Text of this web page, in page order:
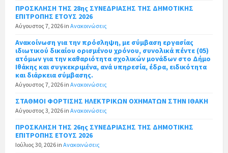
ΠΡΟΣΚΛΗΣΗ ΤΗΣ 28ης ΣΥΝΕΔΡΙΑΣΗΣ ΤΗΣ ΔΗΜΟΤΙΚΗΣ
ΕΠΙΤΡΟΠΗΣ ΕΤΟΥΣ 2026
Αύγουστος 7, 2026 in Ανακοινώσεις
Ανακοίνωση για την πρόσληψη, με σύμβαση εργασίας
ιδιωτικού δικαίου ορισμένου χρόνου, συνολικά πέντε (05)
ατόμων για την καθαριότητα σχολικών μονάδων στο Δήμο
Ιθάκης και συγκεκριμένα, ανά υπηρεσία, έδρα, ειδικότητα
και διάρκεια σύμβασης.
Αύγουστος 7, 2026 in Ανακοινώσεις
ΣΤΑΘΜΟΙ ΦΟΡΤΙΣΗΣ ΗΛΕΚΤΡΙΚΩΝ ΟΧΗΜΑΤΩΝ ΣΤΗΝ ΙΘΑΚΗ
Αύγουστος 3, 2026 in Ανακοινώσεις
ΠΡΟΣΚΛΗΣΗ ΤΗΣ 26ης ΣΥΝΕΔΡΙΑΣΗΣ ΤΗΣ ΔΗΜΟΤΙΚΗΣ
ΕΠΙΤΡΟΠΗΣ ΕΤΟΥΣ 2026
Ιούλιος 30, 2026 in Ανακοινώσεις